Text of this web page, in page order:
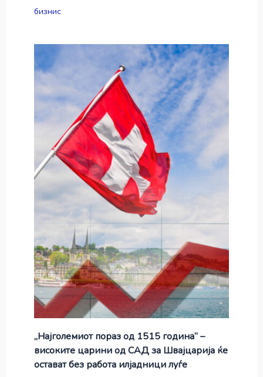
бизнис
„Најголемиот пораз од 1515 година“ –
високите царини од САД за Швајцарија ќе
остават без работа илјадници луѓе